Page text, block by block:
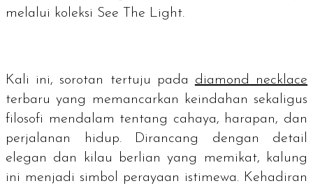
melalui koleksi See The Light.
Kali ini, sorotan tertuju pada diamond necklace
terbaru yang memancarkan keindahan sekaligus
filosofi mendalam tentang cahaya, harapan, dan
perjalanan hidup. Dirancang dengan detail
elegan dan kilau berlian yang memikat, kalung
ini menjadi simbol perayaan istimewa. Kehadiran